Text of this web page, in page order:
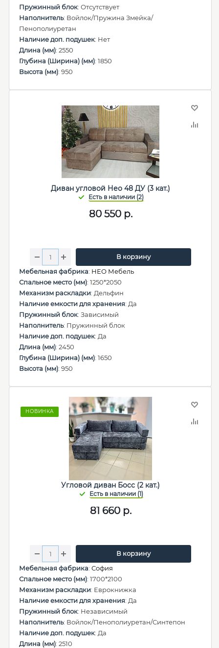
Пружинный блок: Отсутствует
Наполнитель: Войлок/Пружина Змейка/
Пенополиуретан
Наличие доп. подушек: Нет
Длина (мм): 2550
Глубина (Ширина) (мм): 1850
Высота (мм): 950
Диван угловой Нео 48 ДУ (3 кат.)
80 550р.
В корзину
Мебельная фабрика: НЕО Мебель
Спальное место (мм): 1250*2050
Механизм раскладки: Дельфин
Наличие емкости для хранения: Да
Пружинный блок: Зависимый
Наполнитель: Пружинный блок
Наличие доп. подушек: Да
Длина (мм): 2450
Глубина (Ширина) (мм): 1650
Высота (мм): 950
НОВИНКА
Угловой диван Босс (2 кат.)
81 660р.
В корзину
Мебельная фабрика: София
Спальное место (мм): 1700*2100
Механизм раскладки: Еврокнижка
Наличие емкости для хранения: Да
Пружинный блок: Независимый
Наполнитель: Войлок/Пенополиуретан/Синтепон
Наличие доп. подушек: Да
Длина (мм): 2510